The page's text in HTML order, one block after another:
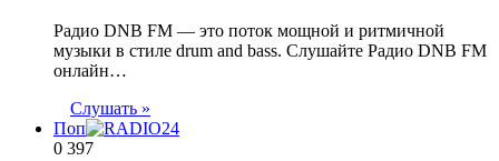
Радио DNB FM — это поток мощной и ритмичной
музыки в стиле drum and bass. Слушайте Радио DNB FM
онлайн…
Слушать »
Поп
0 397